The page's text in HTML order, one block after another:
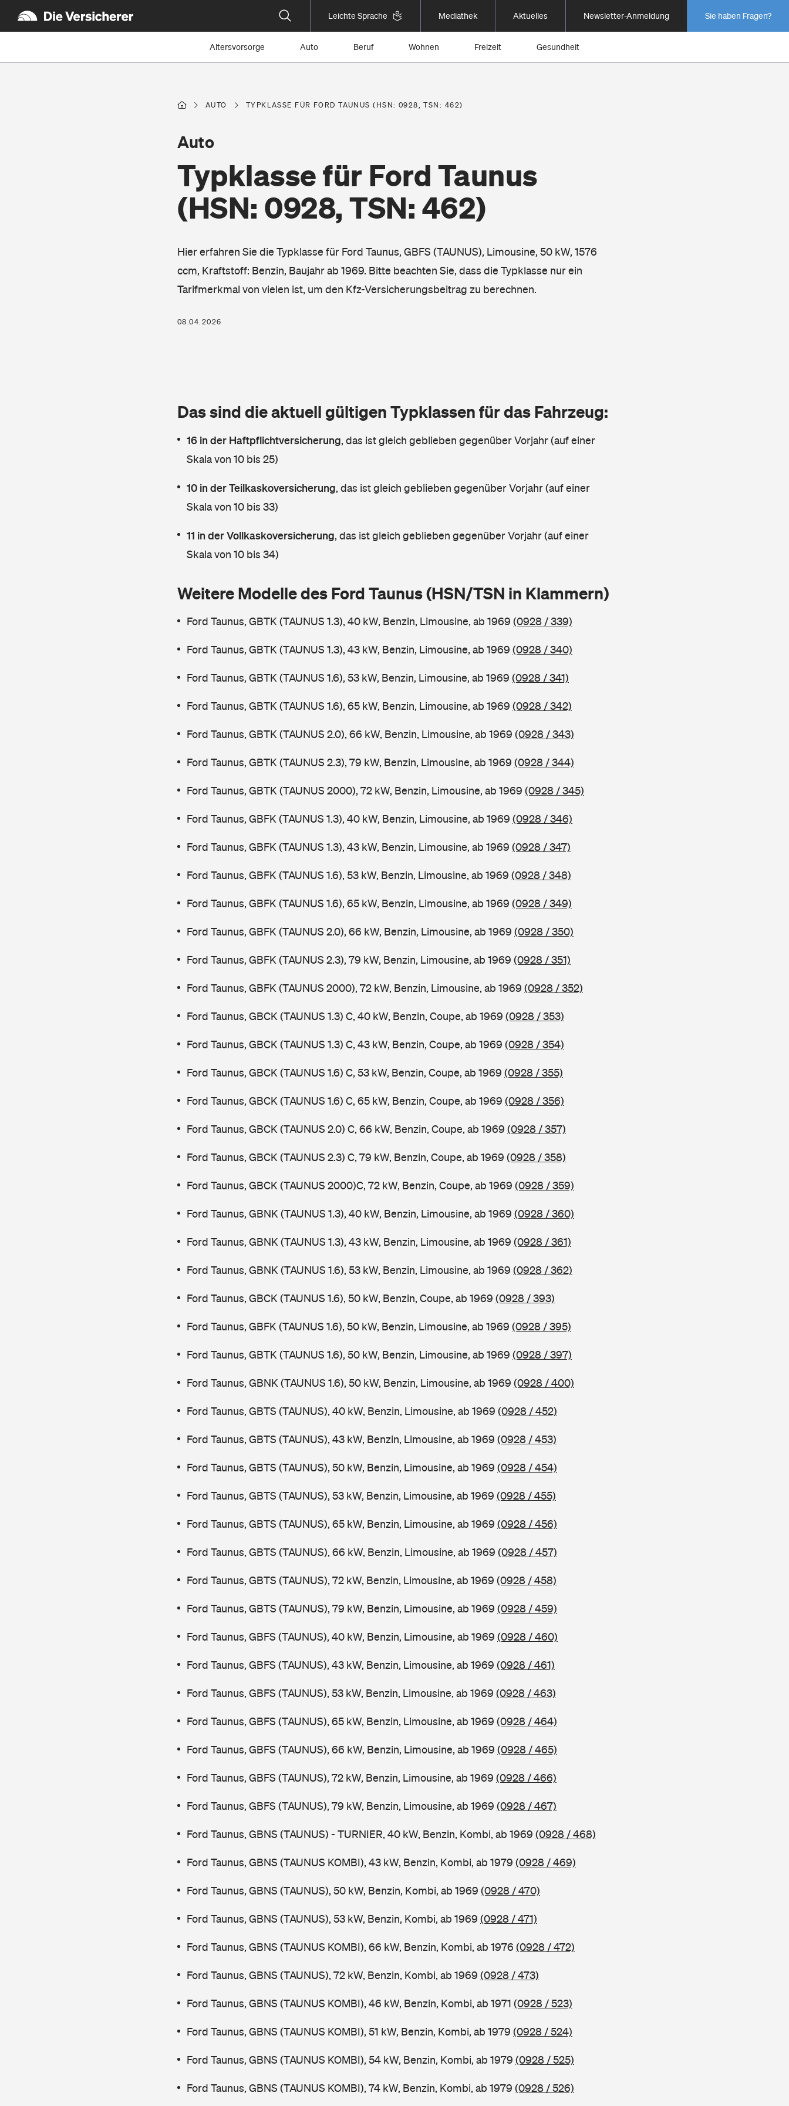
Leichte Sprache Mediathek Aktuelles Newsletter-Anmeldung Sie haben Fragen?
Altersvorsorge Auto Beruf Wohnen Freizeit Gesundheit
AUTO TYPKLASSE FÜR FORD TAUNUS (HSN: 0928, TSN: 462)
Typklasse für Ford Taunus
(HSN: 0928, TSN: 462)
Auto
Hier erfahren Sie die Typklasse für Ford Taunus, GBFS (TAUNUS), Limousine, 50 kW, 1576
ccm, Kraftstoff: Benzin, Baujahr ab 1969. Bitte beachten Sie, dass die Typklasse nur ein
Tarifmerkmal von vielen ist, um den Kfz-Versicherungsbeitrag zu berechnen.
08.04.2026
Das sind die aktuell gültigen Typklassen für das Fahrzeug:
16 in der Haftpflichtversicherung, das ist gleich geblieben gegenüber Vorjahr (auf einer
Skala von 10 bis 25)
10 in der Teilkaskoversicherung, das ist gleich geblieben gegenüber Vorjahr (auf einer
Skala von 10 bis 33)
11 in der Vollkaskoversicherung, das ist gleich geblieben gegenüber Vorjahr (auf einer
Skala von 10 bis 34)
Weitere Modelle des Ford Taunus (HSN/TSN in Klammern)
Ford Taunus, GBTK (TAUNUS 1.3), 40 kW, Benzin, Limousine, ab 1969 (0928 / 339)
Ford Taunus, GBTK (TAUNUS 1.3), 43 kW, Benzin, Limousine, ab 1969 (0928 / 340)
Ford Taunus, GBTK (TAUNUS 1.6), 53 kW, Benzin, Limousine, ab 1969 (0928 / 341)
Ford Taunus, GBTK (TAUNUS 1.6), 65 kW, Benzin, Limousine, ab 1969 (0928 / 342)
Ford Taunus, GBTK (TAUNUS 2.0), 66 kW, Benzin, Limousine, ab 1969 (0928 / 343)
Ford Taunus, GBTK (TAUNUS 2.3), 79 kW, Benzin, Limousine, ab 1969 (0928 / 344)
Ford Taunus, GBTK (TAUNUS 2000), 72 kW, Benzin, Limousine, ab 1969 (0928 / 345)
Ford Taunus, GBFK (TAUNUS 1.3), 40 kW, Benzin, Limousine, ab 1969 (0928 / 346)
Ford Taunus, GBFK (TAUNUS 1.3), 43 kW, Benzin, Limousine, ab 1969 (0928 / 347)
Ford Taunus, GBFK (TAUNUS 1.6), 53 kW, Benzin, Limousine, ab 1969 (0928 / 348)
Ford Taunus, GBFK (TAUNUS 1.6), 65 kW, Benzin, Limousine, ab 1969 (0928 / 349)
Ford Taunus, GBFK (TAUNUS 2.0), 66 kW, Benzin, Limousine, ab 1969 (0928 / 350)
Ford Taunus, GBFK (TAUNUS 2.3), 79 kW, Benzin, Limousine, ab 1969 (0928 / 351)
Ford Taunus, GBFK (TAUNUS 2000), 72 kW, Benzin, Limousine, ab 1969 (0928 / 352)
Ford Taunus, GBCK (TAUNUS 1.3) C, 40 kW, Benzin, Coupe, ab 1969 (0928 / 353)
Ford Taunus, GBCK (TAUNUS 1.3) C, 43 kW, Benzin, Coupe, ab 1969 (0928 / 354)
Ford Taunus, GBCK (TAUNUS 1.6) C, 53 kW, Benzin, Coupe, ab 1969 (0928 / 355)
Ford Taunus, GBCK (TAUNUS 1.6) C, 65 kW, Benzin, Coupe, ab 1969 (0928 / 356)
Ford Taunus, GBCK (TAUNUS 2.0) C, 66 kW, Benzin, Coupe, ab 1969 (0928 / 357)
Ford Taunus, GBCK (TAUNUS 2.3) C, 79 kW, Benzin, Coupe, ab 1969 (0928 / 358)
Ford Taunus, GBCK (TAUNUS 2000)C, 72 kW, Benzin, Coupe, ab 1969 (0928 / 359)
Ford Taunus, GBNK (TAUNUS 1.3), 40 kW, Benzin, Limousine, ab 1969 (0928 / 360)
Ford Taunus, GBNK (TAUNUS 1.3), 43 kW, Benzin, Limousine, ab 1969 (0928 / 361)
Ford Taunus, GBNK (TAUNUS 1.6), 53 kW, Benzin, Limousine, ab 1969 (0928 / 362)
Ford Taunus, GBCK (TAUNUS 1.6), 50 kW, Benzin, Coupe, ab 1969 (0928 / 393)
Ford Taunus, GBFK (TAUNUS 1.6), 50 kW, Benzin, Limousine, ab 1969 (0928 / 395)
Ford Taunus, GBTK (TAUNUS 1.6), 50 kW, Benzin, Limousine, ab 1969 (0928 / 397)
Ford Taunus, GBNK (TAUNUS 1.6), 50 kW, Benzin, Limousine, ab 1969 (0928 / 400)
Ford Taunus, GBTS (TAUNUS), 40 kW, Benzin, Limousine, ab 1969 (0928 / 452)
Ford Taunus, GBTS (TAUNUS), 43 kW, Benzin, Limousine, ab 1969 (0928 / 453)
Ford Taunus, GBTS (TAUNUS), 50 kW, Benzin, Limousine, ab 1969 (0928 / 454)
Ford Taunus, GBTS (TAUNUS), 53 kW, Benzin, Limousine, ab 1969 (0928 / 455)
Ford Taunus, GBTS (TAUNUS), 65 kW, Benzin, Limousine, ab 1969 (0928 / 456)
Ford Taunus, GBTS (TAUNUS), 66 kW, Benzin, Limousine, ab 1969 (0928 / 457)
Ford Taunus, GBTS (TAUNUS), 72 kW, Benzin, Limousine, ab 1969 (0928 / 458)
Ford Taunus, GBTS (TAUNUS), 79 kW, Benzin, Limousine, ab 1969 (0928 / 459)
Ford Taunus, GBFS (TAUNUS), 40 kW, Benzin, Limousine, ab 1969 (0928 / 460)
Ford Taunus, GBFS (TAUNUS), 43 kW, Benzin, Limousine, ab 1969 (0928 / 461)
Ford Taunus, GBFS (TAUNUS), 53 kW, Benzin, Limousine, ab 1969 (0928 / 463)
Ford Taunus, GBFS (TAUNUS), 65 kW, Benzin, Limousine, ab 1969 (0928 / 464)
Ford Taunus, GBFS (TAUNUS), 66 kW, Benzin, Limousine, ab 1969 (0928 / 465)
Ford Taunus, GBFS (TAUNUS), 72 kW, Benzin, Limousine, ab 1969 (0928 / 466)
Ford Taunus, GBFS (TAUNUS), 79 kW, Benzin, Limousine, ab 1969 (0928 / 467)
Ford Taunus, GBNS (TAUNUS) - TURNIER, 40 kW, Benzin, Kombi, ab 1969 (0928 / 468)
Ford Taunus, GBNS (TAUNUS KOMBI), 43 kW, Benzin, Kombi, ab 1979 (0928 / 469)
Ford Taunus, GBNS (TAUNUS), 50 kW, Benzin, Kombi, ab 1969 (0928 / 470)
Ford Taunus, GBNS (TAUNUS), 53 kW, Benzin, Kombi, ab 1969 (0928 / 471)
Ford Taunus, GBNS (TAUNUS KOMBI), 66 kW, Benzin, Kombi, ab 1976 (0928 / 472)
Ford Taunus, GBNS (TAUNUS), 72 kW, Benzin, Kombi, ab 1969 (0928 / 473)
Ford Taunus, GBNS (TAUNUS KOMBI), 46 kW, Benzin, Kombi, ab 1971 (0928 / 523)
Ford Taunus, GBNS (TAUNUS KOMBI), 51 kW, Benzin, Kombi, ab 1979 (0928 / 524)
Ford Taunus, GBNS (TAUNUS KOMBI), 54 kW, Benzin, Kombi, ab 1979 (0928 / 525)
Ford Taunus, GBNS (TAUNUS KOMBI), 74 kW, Benzin, Kombi, ab 1979 (0928 / 526)